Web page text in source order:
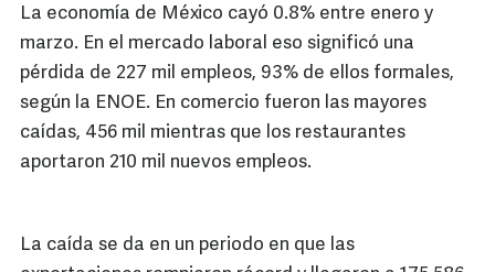
La economía de México cayó 0.8% entre enero y
marzo. En el mercado laboral eso significó una
pérdida de 227 mil empleos, 93% de ellos formales,
según la ENOE. En comercio fueron las mayores
caídas, 456 mil mientras que los restaurantes
aportaron 210 mil nuevos empleos.
La caída se da en un periodo en que las